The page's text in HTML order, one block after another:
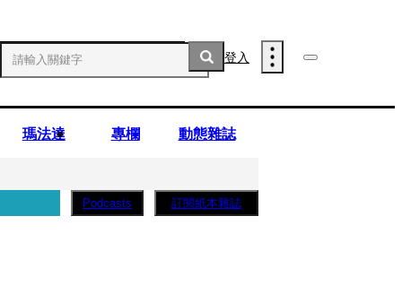
登入
瑪法達 專欄 動態雜誌
Podcasts 訂閱紙本雜誌